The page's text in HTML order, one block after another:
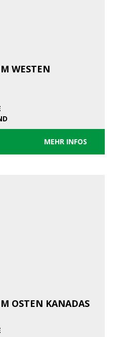
WESTEN
MEHR INFOS
OSTEN KANADAS